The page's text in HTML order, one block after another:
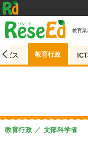
教育業
ビス 教育行政
教育行政 文部科学省